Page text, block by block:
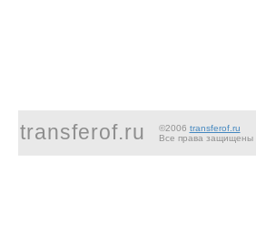
transferof.ru ©2006 transferof.ru
Все права защищены